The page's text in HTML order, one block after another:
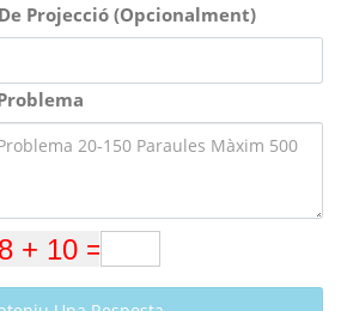
Projecció (Opcionalment)